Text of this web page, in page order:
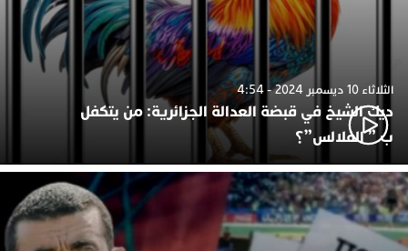
الثلاثاء 10 ديسمبر 2024 - 4:54
ديك الشيخ في قبضة العدالة الجزائرية: من يتكفل
ب ” الفلالس”؟